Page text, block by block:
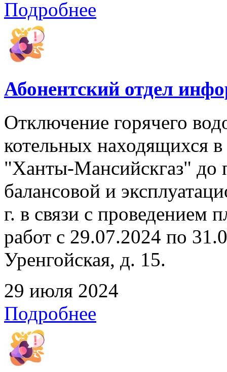
Подробнее
Абонентский отдел
Отключение горячего
котельных находящихся
"Ханты-Мансийскгаз" до
балансовой и
г. в связи с проведением
работ с 29.07.2024 по
Уренгойская, д. 15.
29 июля 2024
Подробнее